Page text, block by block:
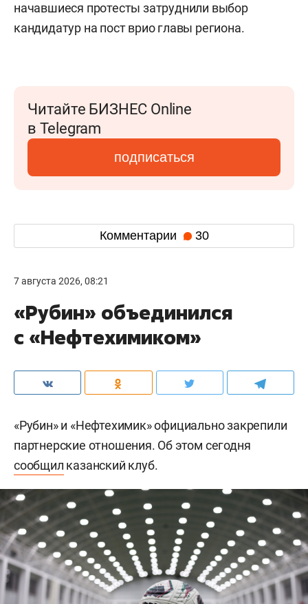
начавшиеся протесты затруднили выбор
кандидатур на пост врио главы региона.
Читайте БИЗНЕС Online
в Telegram
подписаться
Комментарии 30
7 августа 2026, 08:21
«Рубин» объединился
с «Нефтехимиком»
«Рубин» и «Нефтехимик» официально закрепили
партнерские отношения. Об этом сегодня
сообщил казанский клуб.